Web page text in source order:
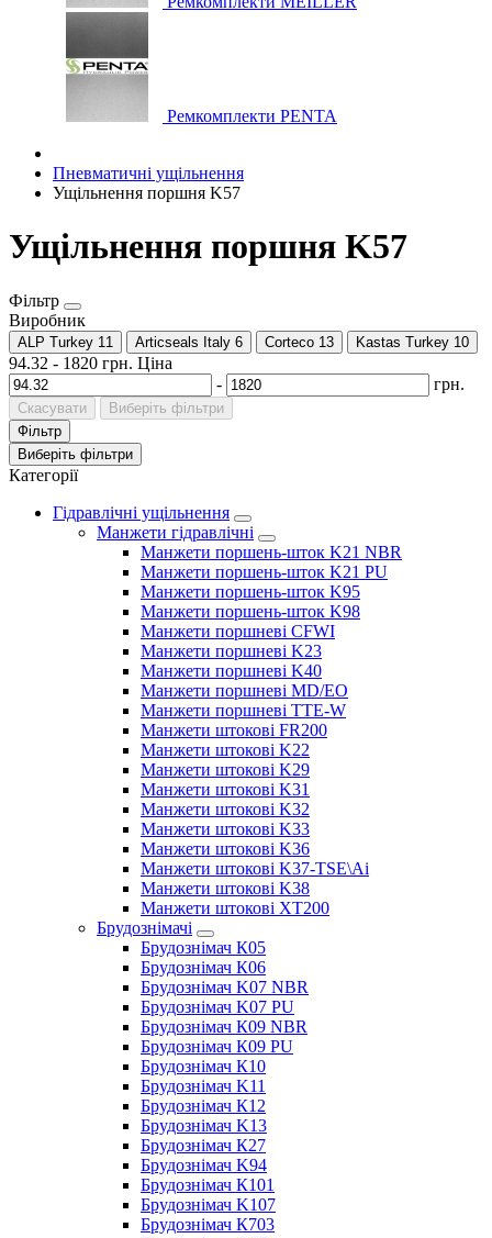
Ремкомплекти PENTA
Пневматичні ущільнення
Ущільнення поршня K57
Ущільнення поршня K57
Фільтр
Виробник
ALP Turkey 11 Articseals Italy 6 Corteco 13 Kastas Turkey 10
94.32 - 1820 грн. Ціна
-
грн.
Скасувати
Виберіть фільтри
Фільтр
Виберіть фільтри
Категорії
Гідравлічні ущільнення
Манжети гідравлічні
Манжети поршень-шток K21 NBR
Манжети поршень-шток K21 PU
Манжети поршень-шток K95
Манжети поршень-шток K98
Манжети поршневі CFWI
Манжети поршневі K23
Манжети поршневі K40
Манжети поршневі MD/EO
Манжети поршневі TTE-W
Манжети штокові FR200
Манжети штокові K22
Манжети штокові K29
Манжети штокові K31
Манжети штокові K32
Манжети штокові K33
Манжети штокові K36
Манжети штокові K37-TSE\Ai
Манжети штокові K38
Манжети штокові XT200
Брудознімачі
Брудознімач К05
Брудознімач К06
Брудознімач K07 NBR
Брудознімач K07 PU
Брудознімач К09 NBR
Брудознімач К09 PU
Брудознімач К10
Брудознімач K11
Брудознімач К12
Брудознімач K13
Брудознімач К27
Брудознімач K94
Брудознімач К101
Брудознімач K107
Брудознімач К703